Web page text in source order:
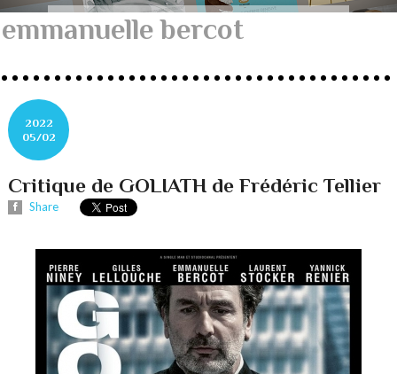
emmanuelle bercot
2022
05/02
Critique de GOLIATH de Frédéric Tellier
Share